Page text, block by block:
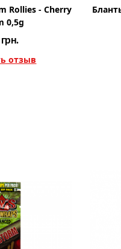
Rollies - Cherry
0,5g
грн.
отзыв